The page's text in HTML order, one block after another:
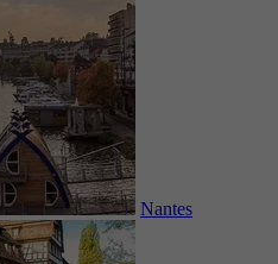
Nantes